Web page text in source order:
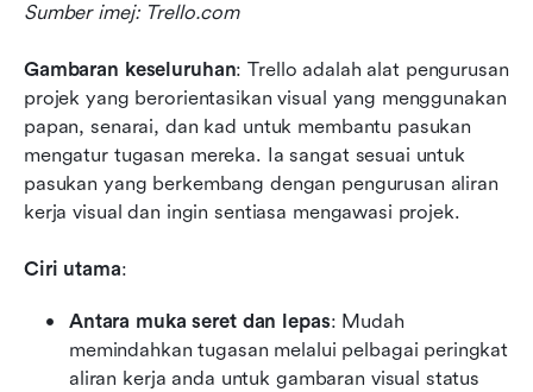
Sumber imej: Trello.com
Gambaran keseluruhan: Trello adalah alat pengurusan
projek yang berorientasikan visual yang menggunakan
papan, senarai, dan kad untuk membantu pasukan
mengatur tugasan mereka. Ia sangat sesuai untuk
pasukan yang berkembang dengan pengurusan aliran
kerja visual dan ingin sentiasa mengawasi projek.
Ciri utama:
Antara muka seret dan lepas: Mudah
memindahkan tugasan melalui pelbagai peringkat
aliran kerja anda untuk gambaran visual status